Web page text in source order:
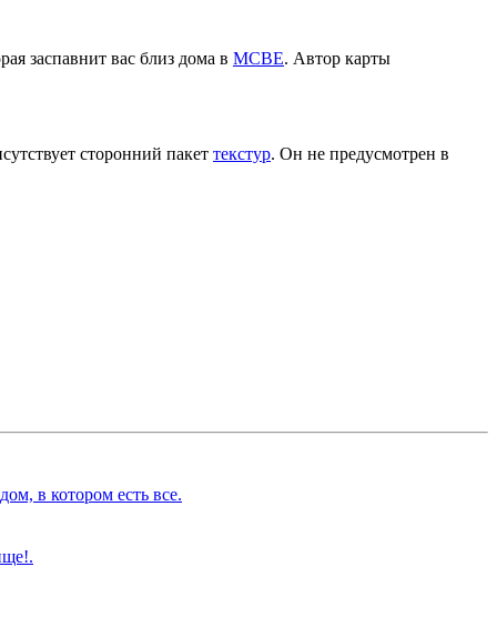
заспавнит вас близ дома в MCBE. Автор карты
сторонний пакет текстур. Он не предусмотрен в
в котором есть все.